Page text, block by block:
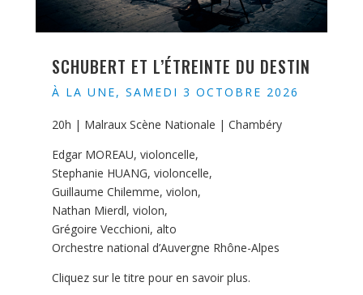
SCHUBERT ET L’ÉTREINTE DU DESTIN
À LA UNE, SAMEDI 3 OCTOBRE 2026
20h | Malraux Scène Nationale | Chambéry
Edgar MOREAU, violoncelle,
Stephanie HUANG, violoncelle,
Guillaume Chilemme, violon,
Nathan Mierdl, violon,
Grégoire Vecchioni, alto
Orchestre national d’Auvergne Rhône-Alpes
Cliquez sur le titre pour en savoir plus.